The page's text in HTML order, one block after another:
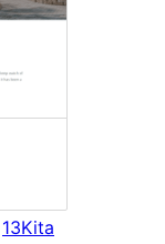
13Kita